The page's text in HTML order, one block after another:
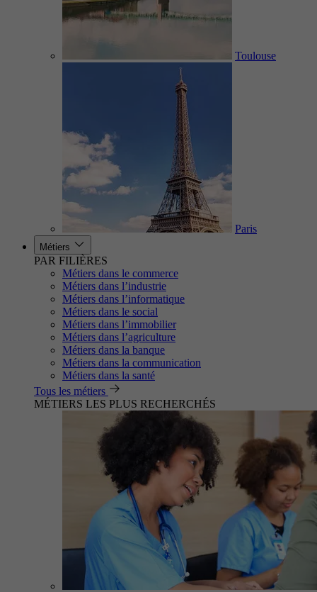
Toulouse
Paris
Métiers
PAR FILIÈRES
Métiers dans le commerce
Métiers dans l’industrie
Métiers dans l’informatique
Métiers dans le social
Métiers dans l’immobilier
Métiers dans l’agriculture
Métiers dans la banque
Métiers dans la communication
Métiers dans la santé
Tous les métiers
MÉTIERS LES PLUS RECHERCHÉS